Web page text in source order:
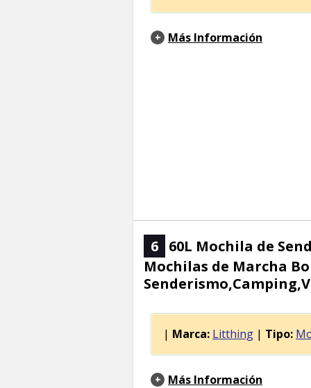
Más Información
6 60L Mochila de
Mochilas de Marcha
| Marca: Litthing | Tipo:
Más Información